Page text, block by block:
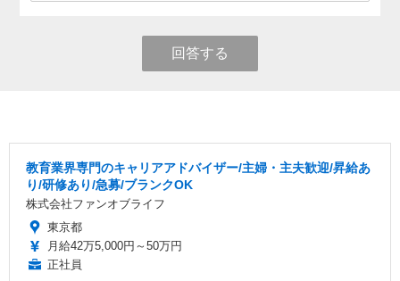
回答する
教育業界専門のキャリアアドバイザー/主婦・主夫歓迎/昇給あ
り/研修あり/急募/ブランクOK
株式会社ファンオブライフ
東京都
月給42万5,000円～50万円
正社員